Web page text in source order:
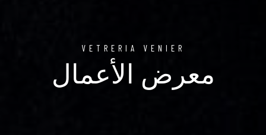
VETRERIA VENIER
معرض الأعمال